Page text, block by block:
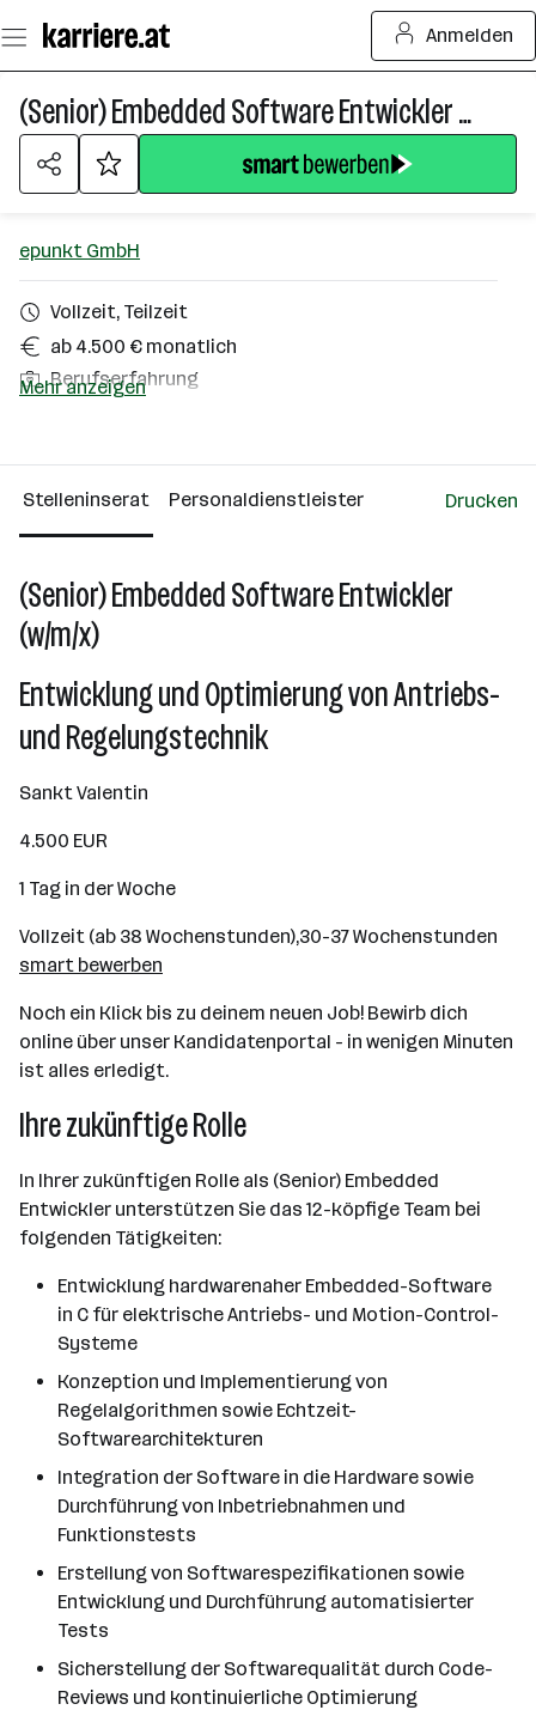
Seiteninhalt
springen
Anmelden
(Senior) Embedded Software Entwickler (w/m/x)
epunkt GmbH
Vollzeit, Teilzeit
ab 4.500 € monatlich
Berufserfahrung
Über das Unternehmen
Linz
Mehr anzeigen
Stelleninserat Personaldienstleister Drucken
(Senior) Embedded Software Entwickler
(w/m/x)
Entwicklung und Optimierung von Antriebs-
und Regelungstechnik
Sankt Valentin
4.500 EUR
1 Tag in der Woche
Vollzeit (ab 38 Wochenstunden),30-37 Wochenstunden
smart bewerben
Noch ein Klick bis zu deinem neuen Job! Bewirb dich
online über unser Kandidatenportal - in wenigen Minuten
ist alles erledigt.
Ihre zukünftige Rolle
In Ihrer zukünftigen Rolle als (Senior) Embedded
Entwickler unterstützen Sie das 12-köpfige Team bei
folgenden Tätigkeiten:
Entwicklung hardwarenaher Embedded-Software
in C für elektrische Antriebs- und Motion-Control-
Systeme
Konzeption und Implementierung von
Regelalgorithmen sowie Echtzeit-
Softwarearchitekturen
Integration der Software in die Hardware sowie
Durchführung von Inbetriebnahmen und
Funktionstests
Erstellung von Softwarespezifikationen sowie
Entwicklung und Durchführung automatisierter
Tests
Sicherstellung der Softwarequalität durch Code-
Reviews und kontinuierliche Optimierung